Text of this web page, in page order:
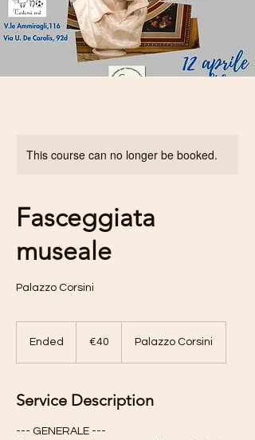
This course can no longer be booked.
Fasceggiata
museale
Palazzo Corsini
Ended
d
€40 Palazzo Corsini
Service Description
--- GENERALE ---